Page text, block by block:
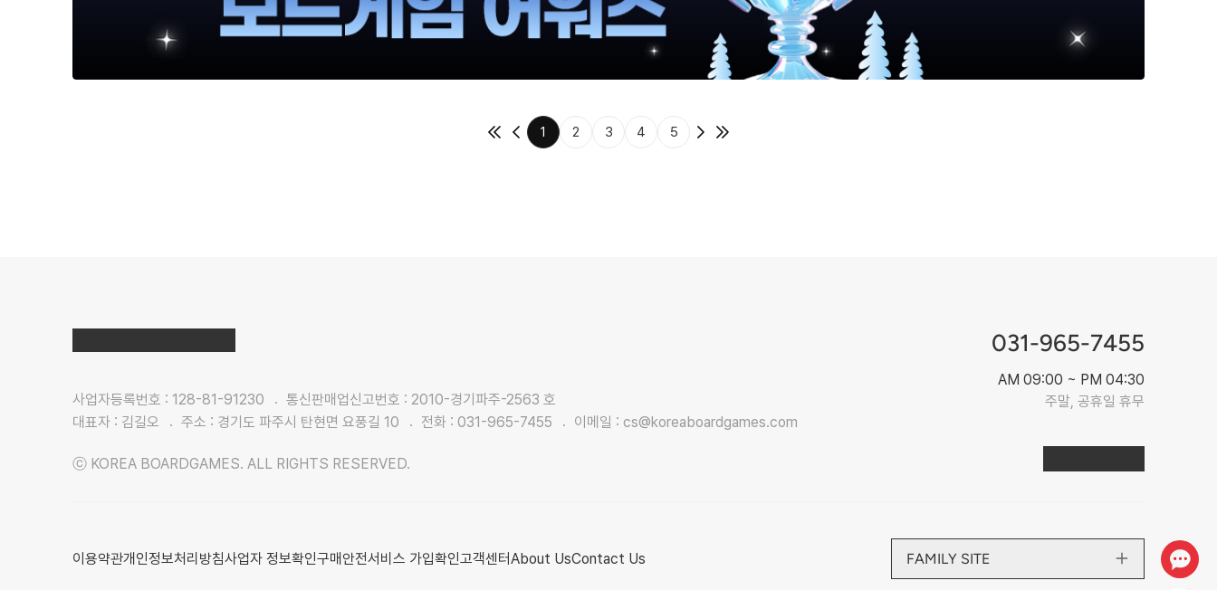
1 2 3 4 5
사업자등록번호 : 128-81-91230
통신판매업신고번호 : 2010-경기파주-2563 호
대표자 : 김길오
주소 : 경기도 파주시 탄현면 요풍길 10 전화 : 031-965-7455 이메일 : cs@koreaboardgames.com
ⓒ KOREA BOARDGAMES. ALL RIGHTS RESERVED.
031-965-7455
AM 09:00 ~ PM 04:30
주말, 공휴일 휴무
이용약관개인정보처리방침사업자 정보확인구매안전서비스 가입확인고객센터About UsContact Us FAMILY SITE